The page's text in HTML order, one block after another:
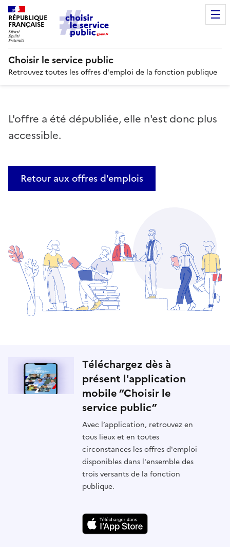
RÉPUBLIQUE
FRANÇAISE
Choisir le service public
Retrouvez toutes les offres d'emploi de la fonction publique
L'offre a été dépubliée, elle n'est donc plus
accessible.
Retour aux offres d'emplois
Téléchargez dès à
présent l'application
mobile “Choisir le
service public”
Avec l’application, retrouvez en
tous lieux et en toutes
circonstances les offres d'emploi
disponibles dans l'ensemble des
trois versants de la fonction
publique.